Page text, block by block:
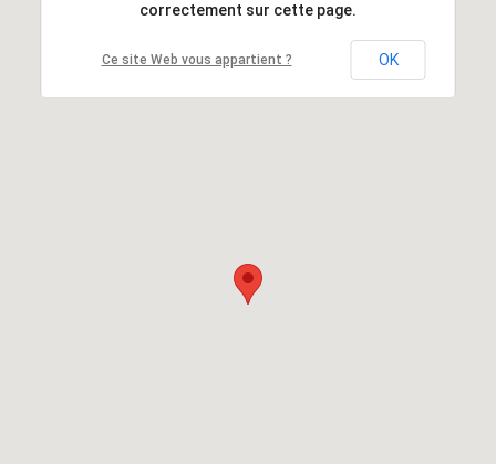
correctement sur cette page.
Ce site Web vous appartient ? OK
correctement sur cette page.
Ce site Web vous appartient ? OK